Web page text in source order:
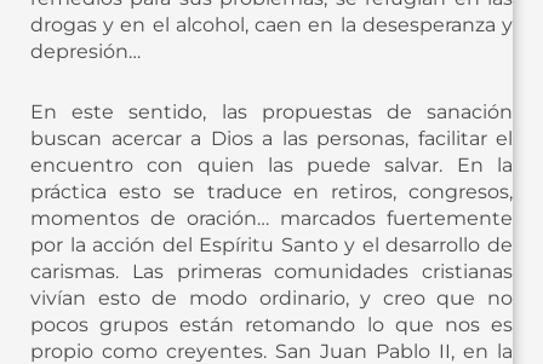
drogas y en el alcohol, caen en la desesperanza y
depresión…
En este sentido, las propuestas de sanación
buscan acercar a Dios a las personas, facilitar el
encuentro con quien las puede salvar. En la
práctica esto se traduce en retiros, congresos,
momentos de oración… marcados fuertemente
por la acción del Espíritu Santo y el desarrollo de
carismas. Las primeras comunidades cristianas
vivían esto de modo ordinario, y creo que no
pocos grupos están retomando lo que nos es
propio como creyentes. San Juan Pablo II, en la